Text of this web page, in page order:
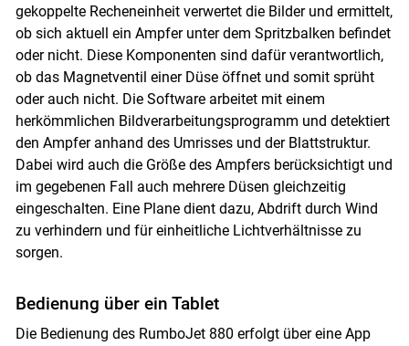
gekoppelte Recheneinheit verwertet die Bilder und ermittelt,
ob sich aktuell ein Ampfer unter dem Spritzbalken befindet
oder nicht. Diese Komponenten sind dafür verantwortlich,
ob das Magnetventil einer Düse öffnet und somit sprüht
oder auch nicht. Die Software arbeitet mit einem
herkömmlichen Bildverarbeitungsprogramm und detektiert
den Ampfer anhand des Umrisses und der Blattstruktur.
Dabei wird auch die Größe des Ampfers berücksichtigt und
im gegebenen Fall auch mehrere Düsen gleichzeitig
eingeschalten. Eine Plane dient dazu, Abdrift durch Wind
zu verhindern und für einheitliche Lichtverhältnisse zu
sorgen.
Bedienung über ein Tablet
Die Bedienung des RumboJet 880 erfolgt über eine App